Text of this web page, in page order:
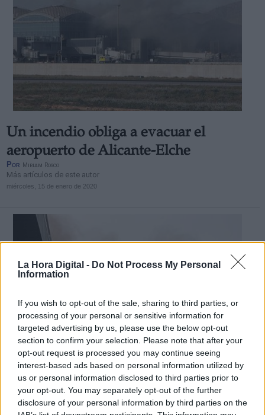
La Hora Digital - Do Not Process My Personal
Information
If you wish to opt-out of the sale, sharing to third parties, or
processing of your personal or sensitive information for
targeted advertising by us, please use the below opt-out
section to confirm your selection. Please note that after your
opt-out request is processed you may continue seeing
interest-based ads based on personal information utilized by
us or personal information disclosed to third parties prior to
your opt-out. You may separately opt-out of the further
disclosure of your personal information by third parties on the
Un incendio obliga a evacuar el
aeropuerto de Alicante-Elche
Por Miriam Rosco
Más artículos de este autor
miércoles, 15 de enero de 2020
Más de 30.000 pasajeros afectados por
el incendio en el aeropuerto de